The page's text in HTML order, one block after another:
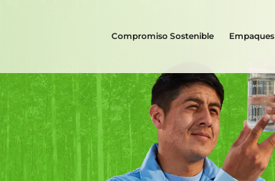
Compromiso Sostenible Empaques